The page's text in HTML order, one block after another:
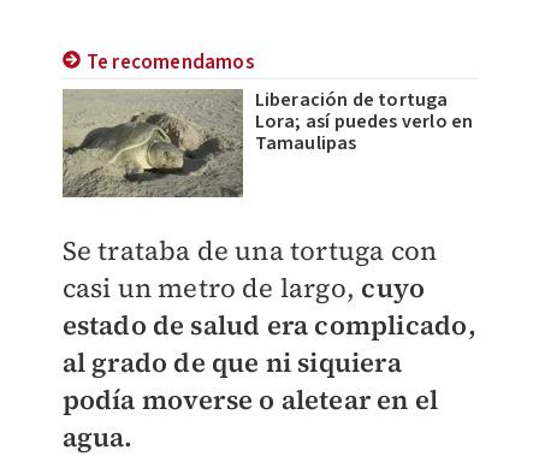
Te recomendamos
Liberación de tortuga
Lora; así puedes verlo en
Tamaulipas
Se trataba de una tortuga con
casi un metro de largo, cuyo
estado de salud era complicado,
al grado de que ni siquiera
podía moverse o aletear en el
agua.